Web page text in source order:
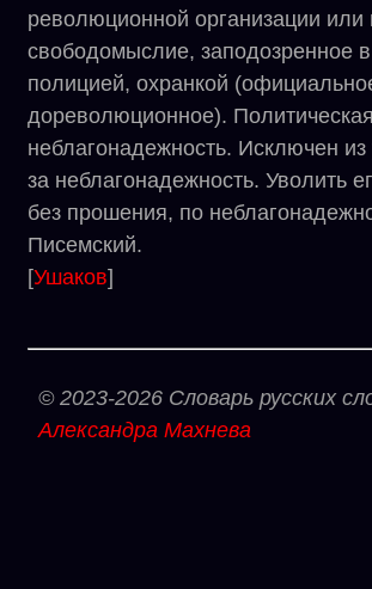
революционной организации
свободомыслие, заподозренное
полицией, охранкой
дореволюционное). Политическая
неблагонадежность. Исключен из
за неблагонадежность. Уволить
без прошения, по
Писемский.
[Ушаков]
© 2023-2026 Словарь русских
Александра Махнева